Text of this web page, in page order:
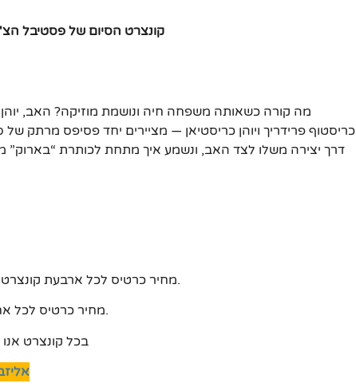
קונצרט הסיום של פסטיבל
מה קורה כשאותה משפחה חיה ונושמת מוזיקה? האב, יוהן
כריסטוף פרידריך ויוהן כריסטיאן — מציירים יחד פסיפס מרתק
דרך יצירה משלו לצד האב, ונשמע איך מתחת לכותרת “בארוק”
מחיר כרטיס לכל ארבעת קונצרטי הפסטיבל: 320 ש"ח – ניתן להזמין בכל אחד מארבעת הלחצנים.
מחיר כרטיס לכל אחד מהקונצרטים: 100 ש"ח לאדם – הזמינו על הלחצן לבחירתכם.
בכל קונצרט אנו